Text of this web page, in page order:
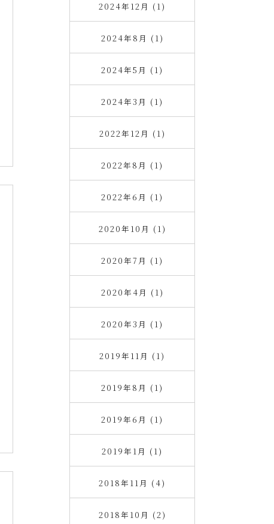
2024年12月 (1)
2024年8月 (1)
2024年5月 (1)
2024年3月 (1)
2022年12月 (1)
2022年8月 (1)
2022年6月 (1)
2020年10月 (1)
2020年7月 (1)
2020年4月 (1)
2020年3月 (1)
2019年11月 (1)
2019年8月 (1)
2019年6月 (1)
2019年1月 (1)
2018年11月 (4)
2018年10月 (2)